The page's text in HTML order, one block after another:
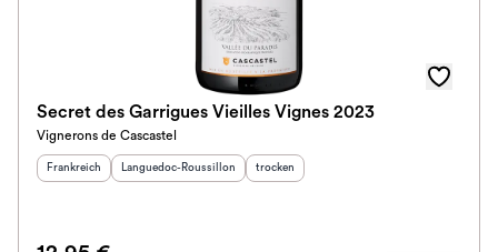
Secret des Garrigues Vieilles Vignes 2023
Vignerons de Cascastel
Herkunftsland
Frankreich Herkunftsregion:
Languedoc-Roussillon Geschmack
trocken